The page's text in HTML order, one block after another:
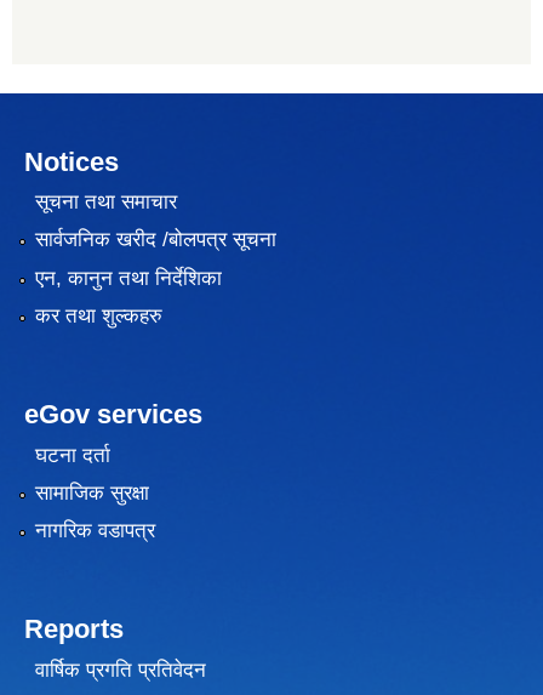
Notices
सूचना तथा समाचार
सार्वजनिक खरीद /बोलपत्र सूचना
एन, कानुन तथा निर्देशिका
कर तथा शुल्कहरु
eGov services
घटना दर्ता
सामाजिक सुरक्षा
नागरिक वडापत्र
Reports
वार्षिक प्रगति प्रतिवेदन